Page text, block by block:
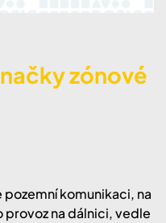
zónové
pozemní komunikaci, na
provoz na dálnici, vedle